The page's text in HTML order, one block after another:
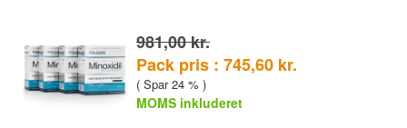
981,00 kr.
Pack pris : 745,60 kr.
( Spar 24 % )
MOMS inkluderet